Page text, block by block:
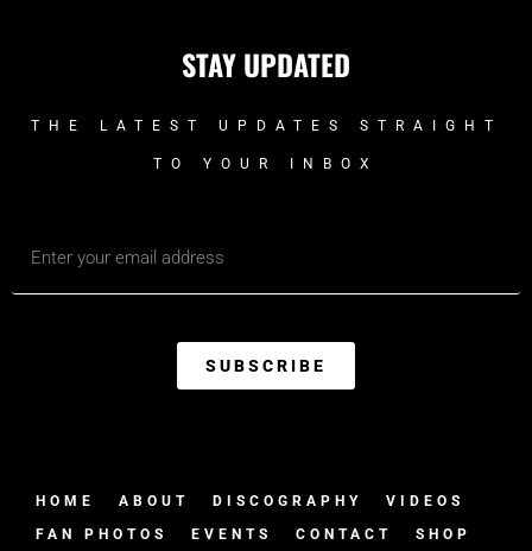
STAY UPDATED
THE LATEST UPDATES STRAIGHT
TO YOUR INBOX
SUBSCRIBE
HOME ABOUT DISCOGRAPHY
VIDEOS
FAN PHOTOS
EVENTS CONTACT SHOP